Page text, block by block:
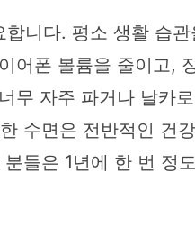
니다. 평소 생활 습
어폰 볼륨을 줄이고,
무 자주 파거나 날카
수면은 전반적인 건
들은 1년에 한 번 정